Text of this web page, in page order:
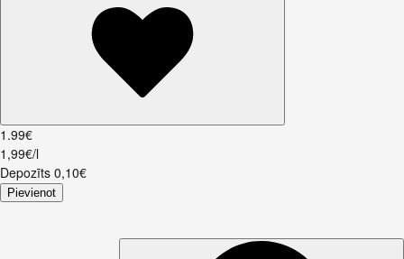
1 .99€
1,99€/l
Depozīts 0,10€
Pievienot